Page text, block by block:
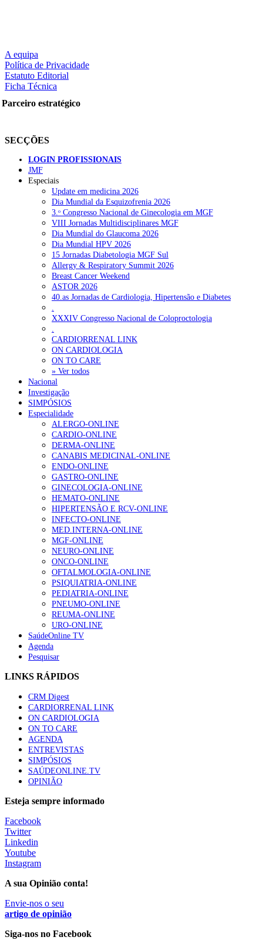
Partilhe nas redes sociais:
NOTÍCIAS RECENTES
Plataforma criada por estudantes apoia famílias após diagnóstico
de demência 5 de Agosto, 2026
ULS Alto Alentejo e IPO de Lisboa reforçam cooperação em
Oncologia, formação e investigação 5 de Agosto, 2026
Montenegro defende gestão pública ou privada para garantir
médicos de família
Governo admite cobrar taxas a utentes que recusem vaga em
cuidados continuados 5 de Agosto, 2026
Estudo aponta potencial da casca de maracujá-roxo no controlo
da inflamação da asma
NOTÍCIAS MAIS LIDAS
Enfermagem Forense. “Da urgência ao tribunal, cada
gesto conta e cada profissional faz a diferença”
202 visualizações
Alguns milhares de utentes podem ficar sem médico de
família com nova regras do registo, alerta associação
167 visualizações
Quase quatro em cada dez doentes com enfarte
apresentavam níveis elevados de Lp(a), revela estudo
84 visualizações
Trodelvy aprovado para primeira linha no cancro da
mama triplo negativo metastático em doentes não
elegíveis para inibidores PD-(L)1
58 visualizações
1.º Episódio do Podcast “Frequência Cardio – Sintoniza-
te na Insuficiência Cardíaca” da Bayer
58 visualizações
Canábis medicinal e saúde mental
53 visualizações
MAIS NOTÍCIAS
Plataforma criada por estudantes apoia famílias após
diagnóstico de demência
5 Ago, 2026|0 Comments
ULS Alto Alentejo e IPO de Lisboa reforçam cooperação em
Oncologia, formação e investigação
A equipa
Política de Privacidade
Estatuto Editorial
Ficha Técnica
Parceiro estratégico
SECÇÕES
LOGIN PROFISSIONAIS
JMF
Especiais
Update em medicina 2026
Dia Mundial da Esquizofrenia 2026
3.ᵒ Congresso Nacional de Ginecologia em MGF
VIII Jornadas Multidisciplinares MGF
Dia Mundial do Glaucoma 2026
Dia Mundial HPV 2026
15 Jornadas Diabetologia MGF Sul
Allergy & Respiratory Summit 2026
Breast Cancer Weekend
ASTOR 2026
40.as Jornadas de Cardiologia, Hipertensão e Diabetes
.
XXXIV Congresso Nacional de Coloproctologia
.
CARDIORRENAL LINK
ON CARDIOLOGIA
ON TO CARE
» Ver todos
Nacional
Investigação
SIMPÓSIOS
Especialidade
ALERGO-ONLINE
CARDIO-ONLINE
DERMA-ONLINE
CANABIS MEDICINAL-ONLINE
ENDO-ONLINE
GASTRO-ONLINE
GINECOLOGIA-ONLINE
HEMATO-ONLINE
HIPERTENSÃO E RCV-ONLINE
INFECTO-ONLINE
MED.INTERNA-ONLINE
MGF-ONLINE
NEURO-ONLINE
ONCO-ONLINE
OFTALMOLOGIA-ONLINE
PSIQUIATRIA-ONLINE
PEDIATRIA-ONLINE
PNEUMO-ONLINE
REUMA-ONLINE
URO-ONLINE
SaúdeOnline TV
Agenda
Pesquisar
LINKS RÁPIDOS
CRM Digest
CARDIORRENAL LINK
ON CARDIOLOGIA
ON TO CARE
AGENDA
ENTREVISTAS
SIMPÓSIOS
SAÚDEONLINE.TV
OPINIÃO
Esteja sempre informado
Facebook
Twitter
Linkedin
Youtube
Instagram
A sua Opinião conta!
Envie-nos o seu
artigo de opinião
Siga-nos no Facebook